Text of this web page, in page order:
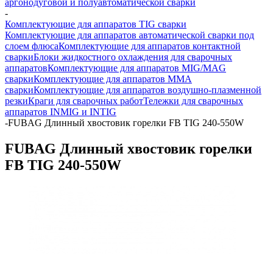
аргонодуговой и полуавтоматической сварки
-
Комплектующие для аппаратов TIG сварки
Комплектующие для аппаратов автоматической сварки под
слоем флюсаКомплектующие для аппаратов контактной
сваркиБлоки жидкостного охлаждения для сварочных
аппаратовКомплектующие для аппаратов MIG/MAG
сваркиКомплектующие для аппаратов ММА
сваркиКомплектующие для аппаратов воздушно-плазменной
резкиКраги для сварочных работТележки для сварочных
аппаратов INMIG и INTIG
-FUBAG Длинный хвостовик горелки FB TIG 240-550W
FUBAG Длинный хвостовик горелки
FB TIG 240-550W